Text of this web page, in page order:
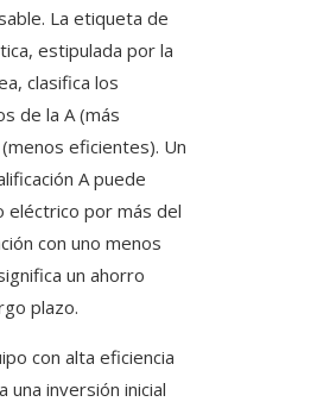
La etiqueta de
estipulada por la
clasifica los
de la A (más
eficientes). Un
A puede
eléctrico por más del
con uno menos
un ahorro
plazo.
con alta eficiencia
una inversión inicial